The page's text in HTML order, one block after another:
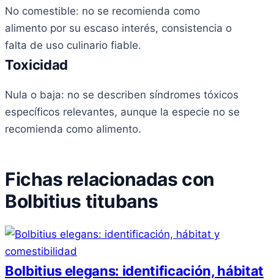
No comestible: no se recomienda como
alimento por su escaso interés, consistencia o
falta de uso culinario fiable.
Toxicidad
Nula o baja: no se describen síndromes tóxicos
específicos relevantes, aunque la especie no se
recomienda como alimento.
Fichas relacionadas con
Bolbitius titubans
Bolbitius elegans: identificación, hábitat